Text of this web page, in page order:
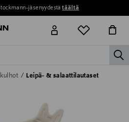
jäsenyydestätäältä
LAPSET KOTI
Leipä- & salaattilautaset